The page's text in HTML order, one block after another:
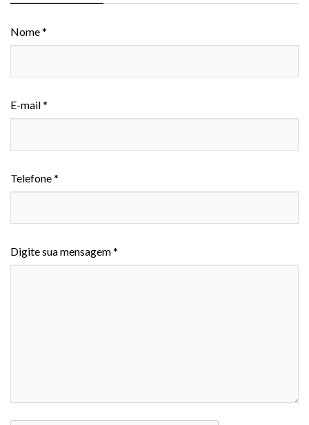
Nome *
E-mail *
Telefone *
Digite sua mensagem *